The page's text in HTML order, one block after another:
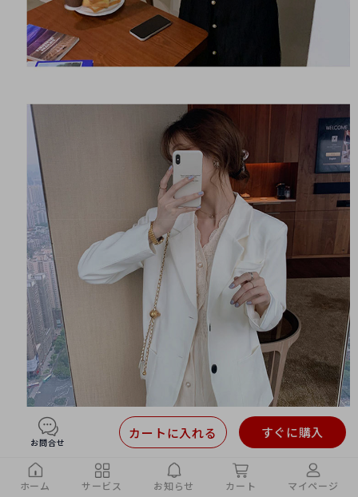
お問合せ
すぐに購入
カートに入れる
ホーム サービス お知らせ カート マイページ